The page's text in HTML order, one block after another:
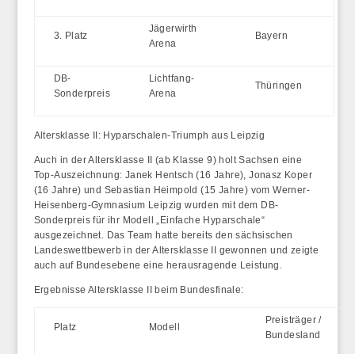
3. Platz
Jägerwirth
Arena
Bayern
DB-
Sonderpreis
Lichtfang-
Arena
Thüringen
Altersklasse II: Hyparschalen-Triumph aus Leipzig
Auch in der Altersklasse II (ab Klasse 9) holt Sachsen eine
Top-Auszeichnung: Janek Hentsch (16 Jahre), Jonasz Koper
(16 Jahre) und Sebastian Heimpold (15 Jahre) vomWerner-
Heisenberg-Gymnasium Leipzig wurden mit dem DB-
Sonderpreis für ihr Modell„Einfache Hyparschale“
ausgezeichnet. Das Team hatte bereits den sächsischen
Landeswettbewerb in der Altersklasse II gewonnen und zeigte
auch auf Bundesebene eine herausragende Leistung.
Ergebnisse Altersklasse II beim Bundesfinale:
Platz Modell
Preisträger /
Bundesland